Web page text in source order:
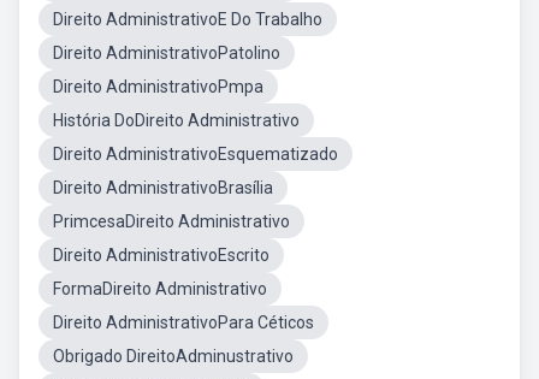
Direito AdministrativoE Do Trabalho
Direito AdministrativoPatolino
Direito AdministrativoPmpa
História DoDireito Administrativo
Direito AdministrativoEsquematizado
Direito AdministrativoBrasília
PrimcesaDireito Administrativo
Direito AdministrativoEscrito
FormaDireito Administrativo
Direito AdministrativoPara Céticos
Obrigado DireitoAdminustrativo